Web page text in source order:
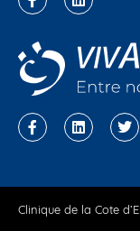
Clinique de la Cote